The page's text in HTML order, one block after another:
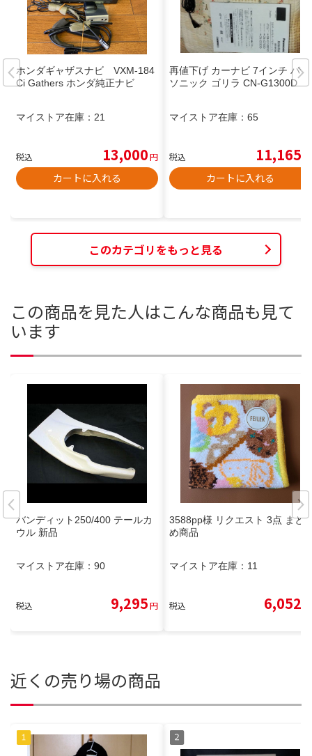
ホンダギャザスナビ VXM-184
Ci Gathers ホンダ純正ナビ
マイストア在庫： 21
税込 13,000円
カートに入れる
再値下げ カーナビ 7インチ パナ
ソニック ゴリラ CN-G1300D
マイストア在庫： 65
税込 11,165
カートに入れる
このカテゴリをもっと見る
この商品を見た人はこんな商品も見て
います
バンディット250/400 テールカ
ウル 新品
マイストア在庫： 90
税込 9,295円
3588pp様 リクエスト 3点 まと
め商品
マイストア在庫： 11
税込 6,052
近くの売り場の商品